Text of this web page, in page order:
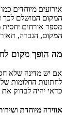
אירועים מיוחדים
המקום המושלם לכך
מספר אורחים
המקום, הגברה,
מה הופך מקום
אם יש מדינה שלא
לחתונות החלומות
כדאי יהיה לבדוק
אווירה מיוחדת